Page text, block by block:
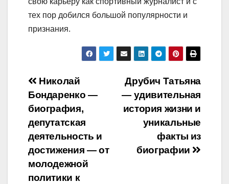
тех пор добился большой популярности и
признания.
Навигация
по
записям
Друбич Татьяна
— удивительная
история жизни и
уникальные
факты из
биографии
Николай
Бондаренко —
биография,
депутатская
деятельность и
достижения — от
молодежной
политики к